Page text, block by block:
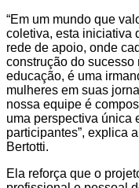
“Em um mundo que
coletiva, esta iniciativa
rede de apoio, onde
construção do
educação, é uma
mulheres em suas
nossa equipe é
uma perspectiva única
participantes”, explica
Bertotti.
Ela reforça que o